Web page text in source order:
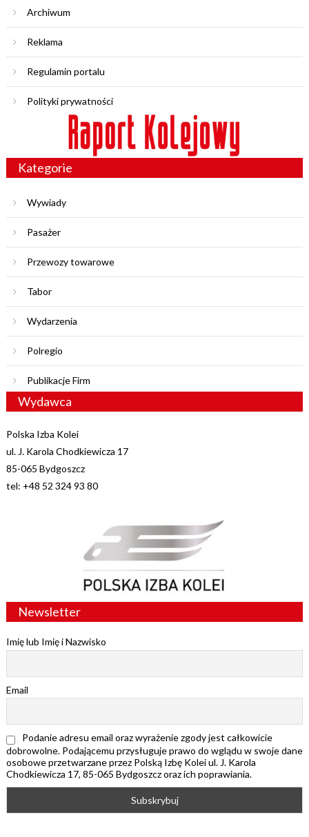
Archiwum
Reklama
Regulamin portalu
Polityki prywatności
Kategorie
Wywiady
Pasażer
Przewozy towarowe
Tabor
Wydarzenia
Polregio
Publikacje Firm
Wydawca
Polska Izba Kolei
ul. J. Karola Chodkiewicza 17
85-065 Bydgoszcz
tel: +48 52 324 93 80
Newsletter
Imię lub Imię i Nazwisko
Email
Podanie adresu email oraz wyrażenie zgody jest całkowicie
dobrowolne. Podającemu przysługuje prawo do wglądu w swoje dane
osobowe przetwarzane przez Polską Izbę Kolei ul. J. Karola
Chodkiewicza 17, 85-065 Bydgoszcz oraz ich poprawiania.